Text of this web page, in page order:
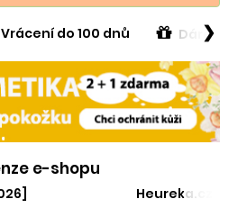
Vrácení do 100 dnů Dárek v
❯
e-shopu
Heureka.cz [1.